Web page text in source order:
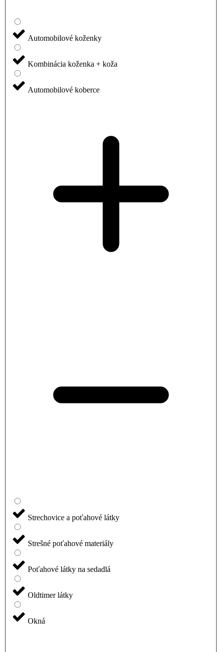
Automobilové koženky
Kombinácia koženka + koža
Automobilové koberce
Strechovice a poťahové látky
Strešné poťahové materiály
Poťahové látky na sedadlá
Oldtimer látky
Okná